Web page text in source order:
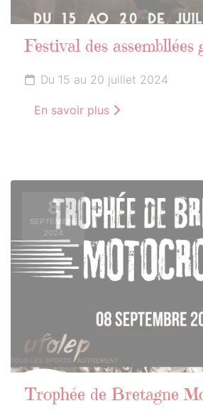
Festival des assembllées
Du 15 au 20 juillet 2024
En savoir plus
8
SEPTEMBRE
2024
Trophée de Bretagne